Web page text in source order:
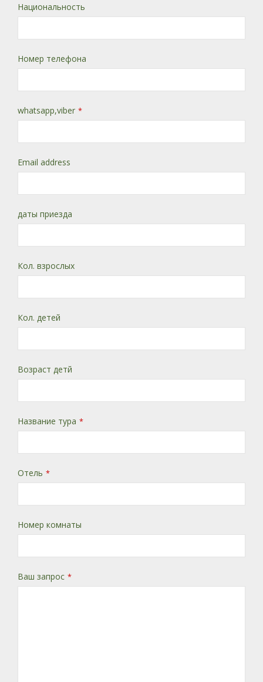
Национальность
Номер телефона
whatsapp,viber *
Email address
даты приезда
Кол. взрослых
Кол. детей
Возраст детй
Название тура *
Отель *
Номер комнаты
Ваш запрос *